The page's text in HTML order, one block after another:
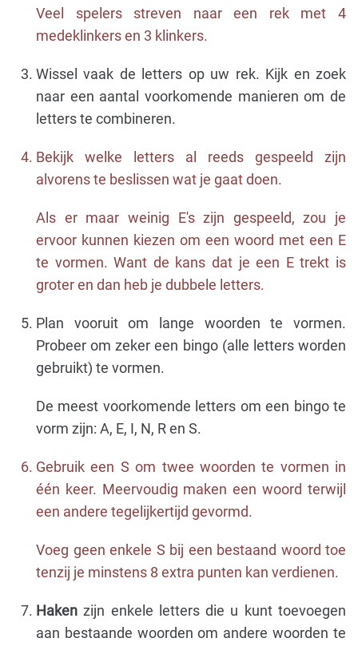
Veel spelers streven naar een rek met 4
medeklinkers en 3 klinkers.
Wissel vaak de letters op uw rek. Kijk en zoek
naar een aantal voorkomende manieren om de
letters te combineren.
Bekijk welke letters al reeds gespeeld zijn
alvorens te beslissen wat je gaat doen.
Als er maar weinig E's zijn gespeeld, zou je
ervoor kunnen kiezen om een woord met een E
te vormen. Want de kans dat je een E trekt is
groter en dan heb je dubbele letters.
Plan vooruit om lange woorden te vormen.
Probeer om zeker een bingo (alle letters worden
gebruikt) te vormen.
De meest voorkomende letters om een ​​bingo te
vorm zijn: A, E, I, N, R en S.
Gebruik een S om twee woorden te vormen in
één keer. Meervoudig maken een woord terwijl
een andere tegelijkertijd gevormd.
Voeg geen enkele S bij een bestaand woord toe
tenzij je minstens 8 extra punten kan verdienen.
Haken zijn enkele letters die u kunt toevoegen
aan bestaande woorden om andere woorden te